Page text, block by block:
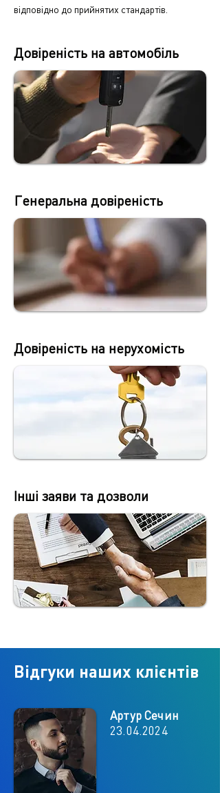
відповідно до прийнятих стандартів.
Довіреність на автомобіль
Генеральна довіреність
Довіреність на нерухомість
Інші заяви та дозволи
Відгуки наших клієнтів
Артур Сечин
23.04.2024